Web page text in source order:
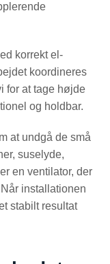
korrekt el-
koordineres
for at tage højde
og holdbar.
at undgå de små
suselyde,
en ventilator, der
installationen
stabilt resultat